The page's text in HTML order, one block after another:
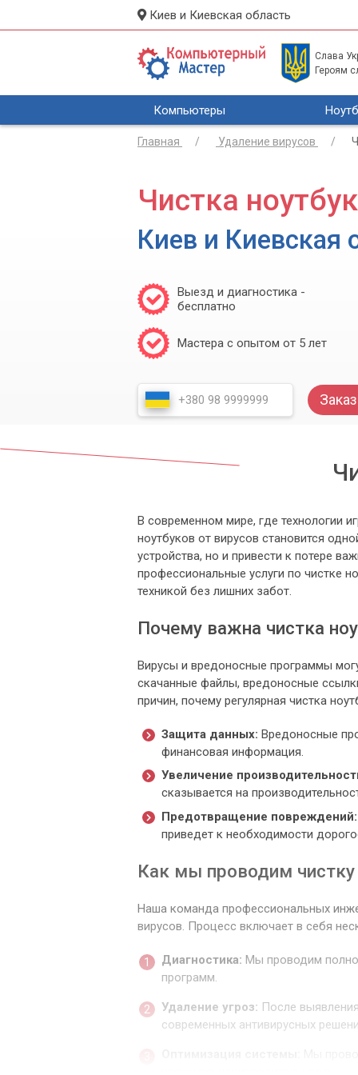
Киев и Киевская область
Слава
Героям
Компьютеры
Главная Удаление вирусов
Чистка
Киев и Киевская
Выезд и диагностика -
бесплатно
Мастера с опытом от 5 лет
В современном мире, где технологии
ноутбуков от вирусов становится
устройства, но и привести к потере
профессиональные услуги по чистке
техникой без лишних забот.
Почему важна чистка
Вирусы и вредоносные программы
скачанные файлы, вредоносные
причин, почему регулярная чистка
Защита данных: Вредоносные
финансовая информация.
Увеличение
сказывается на
Предотвращение повреждений:
приведет к необходимости
Как мы проводим чистку
Наша команда профессиональных
вирусов. Процесс включает в себя
Диагностика: Мы проводим
программ.
Удаление угроз: После
современных антивирусных